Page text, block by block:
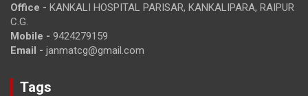
Office - KANKALI HOSPITAL PARISAR, KANKALIPARA, RAIPUR
C.G.
Mobile - 9424279159
Email - janmatcg@gmail.com
Tags